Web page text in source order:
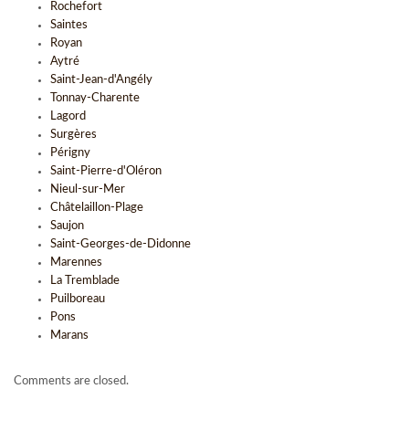
Rochefort
Saintes
Royan
Aytré
Saint-Jean-d'Angély
Tonnay-Charente
Lagord
Surgères
Périgny
Saint-Pierre-d'Oléron
Nieul-sur-Mer
Châtelaillon-Plage
Saujon
Saint-Georges-de-Didonne
Marennes
La Tremblade
Puilboreau
Pons
Marans
Comments are closed.